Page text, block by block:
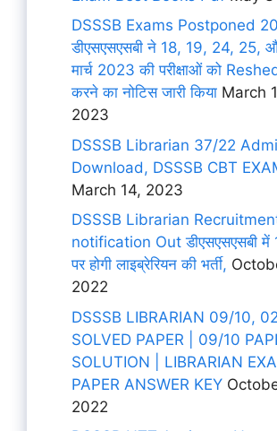
DSSSB Exams Postponed
डीएसएसएसबी ने 18, 19, 24, 25,
मार्च 2023 की परीक्षाओं को
करने का नोटिस जारी किया March
2023
DSSSB Librarian 37/22
Download, DSSSB CBT
March 14, 2023
DSSSB Librarian
notification Out डीएसएसएसबी में
पर होगी लाइब्रेरियन की भर्ती,
2022
DSSSB LIBRARIAN 09/10,
SOLVED PAPER | 09/10
SOLUTION | LIBRARIAN
PAPER ANSWER KEY
2022